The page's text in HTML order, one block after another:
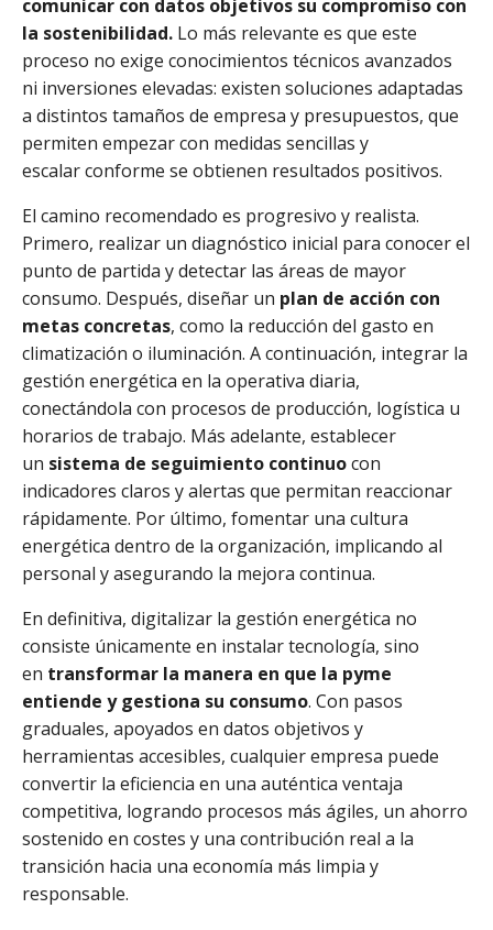
comunicar con datos objetivos su compromiso con
la sostenibilidad. Lo más relevante es que este
proceso no exige conocimientos técnicos avanzados
ni inversiones elevadas: existen soluciones adaptadas
a distintos tamaños de empresa y presupuestos, que
permiten empezar con medidas sencillas y
escalar conforme se obtienen resultados positivos.
El camino recomendado es progresivo y realista.
Primero, realizar un diagnóstico inicial para conocer el
punto de partida y detectar las áreas de mayor
consumo. Después, diseñar un plan de acción con
metas concretas, como la reducción del gasto en
climatización o iluminación. A continuación, integrar la
gestión energética en la operativa diaria,
conectándola con procesos de producción, logística u
horarios de trabajo. Más adelante, establecer
un sistema de seguimiento continuocon
indicadores claros y alertas que permitan reaccionar
rápidamente. Por último, fomentar una cultura
energética dentro de la organización, implicando al
personal y asegurando la mejora continua.
En definitiva, digitalizar la gestión energética no
consiste únicamente en instalar tecnología, sino
en transformar la manera en que la pyme
entiende y gestiona su consumo. Con pasos
graduales, apoyados en datos objetivos y
herramientas accesibles, cualquier empresa puede
convertir la eficiencia en una auténtica ventaja
competitiva, logrando procesos más ágiles, un ahorro
sostenido en costes y una contribución real a la
transición hacia una economía más limpia y
responsable.